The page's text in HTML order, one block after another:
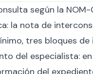
según la
la nota de
tres bloques de
del especialista:
del